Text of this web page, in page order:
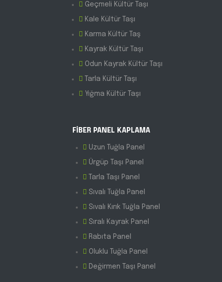
Geçmeli Kültür Taşı
Kale Kültür Taşı
Karma Kültür Taş
Kayrak Kültür Taşı
Odun Kayrak Kültür Taşı
Tarla Kültür Taşı
Yığma Kültür Taşı
FİBER PANEL KAPLAMA
Uzun Tuğla Panel
Ürgüp Taşı Panel
Tarla Taşı Panel
Sıvalı Tuğla Panel
Sıvalı Kırık Tuğla Panel
Sıralı Kayrak Panel
Rabıta Panel
Oluklu Tuğla Panel
Değirmen Taşı Panel